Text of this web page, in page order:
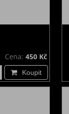
Cena: 450 Kč
Koupit